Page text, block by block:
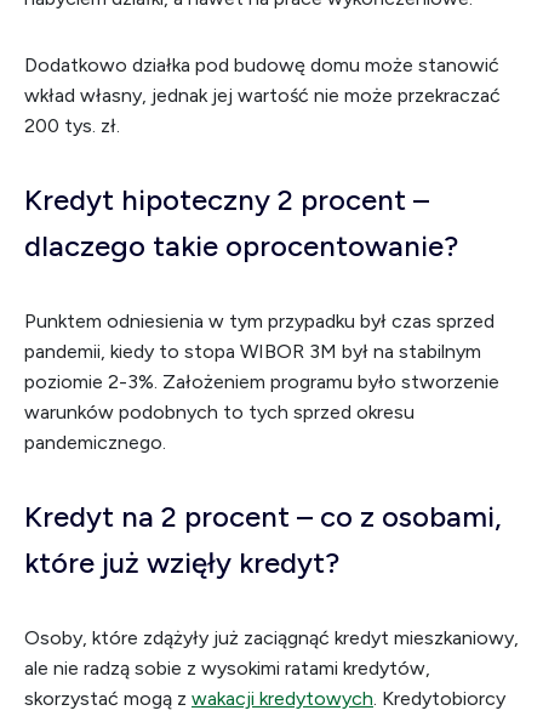
Dodatkowo działka pod budowę domu może stanowić
wkład własny, jednak jej wartość nie może przekraczać
200 tys. zł.
Kredyt hipoteczny 2 procent –
dlaczego takie oprocentowanie?
Punktem odniesienia w tym przypadku był czas sprzed
pandemii, kiedy to stopa WIBOR 3M był na stabilnym
poziomie 2-3%. Założeniem programu było stworzenie
warunków podobnych to tych sprzed okresu
pandemicznego.
Kredyt na 2 procent – co z osobami,
które już wzięły kredyt?
Osoby, które zdążyły już zaciągnąć kredyt mieszkaniowy,
ale nie radzą sobie z wysokimi ratami kredytów,
skorzystać mogą z wakacji kredytowych. Kredytobiorcy